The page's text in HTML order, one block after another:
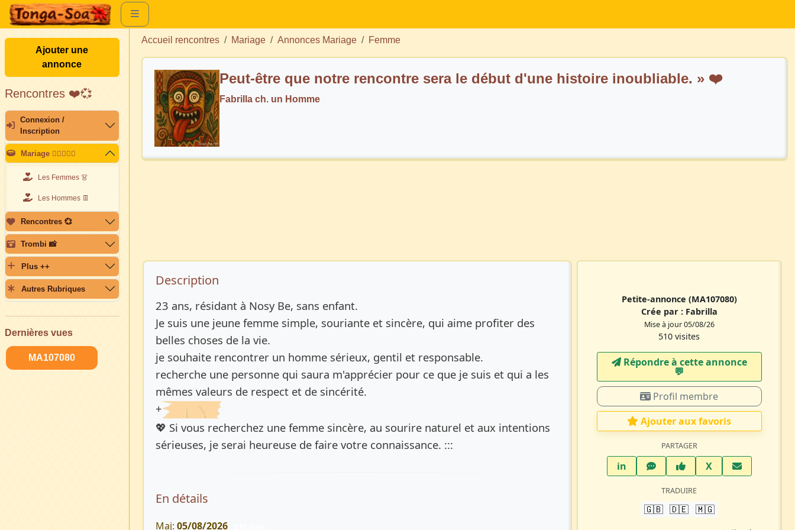
Ajouter une
annonce
Rencontres ❤️💞
Connexion /
Inscription
Mariage 👩🏽‍❤️‍👨🏽
Les Femmes 👗
Les Hommes 👖
Rencontres 💞
Trombi 📸
Plus ++
Autres Rubriques
Dernières vues
MA107080
Accueil rencontres Mariage Annonces Mariage Femme
Peut-être que notre rencontre sera le début d'une histoire inoubliable. » ❤️
Fabrilla ch. un Homme
Description de l’annonce
Description
23 ans, résidant à Nosy Be, sans enfant.
Je suis une jeune femme simple, souriante et sincère, qui aime profiter des
belles choses de la vie.
je souhaite rencontrer un homme sérieux, gentil et responsable.
recherche une personne qui saura m'apprécier pour ce que je suis et qui a les
mêmes valeurs de respect et de sincérité.
+
💖 Si vous recherchez une femme sincère, au sourire naturel et aux intentions
sérieuses, je serai heureuse de faire votre connaissance. :::
En détails
Maj: 05/08/2026
Petite-annonce (MA107080)
Crée par : Fabrilla
Mise à jour 05/08/26
510 visites
Répondre à cette annonce
💬​
Profil membre
Ajouter aux favoris
PARTAGER
inLinkedInWhatsAppFacebook
XTwitter X
TRADUIRE
🇬🇧 🇩🇪 🇲🇬